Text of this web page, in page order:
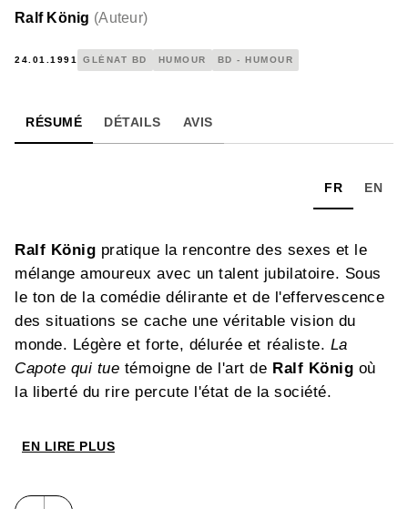
Ralf König (Auteur)
24.01.1991 GLÉNAT BD HUMOUR BD - HUMOUR
RÉSUMÉ DÉTAILS AVIS
FR EN
Ralf König pratique la rencontre des sexes et le
mélange amoureux avec un talent jubilatoire. Sous
le ton de la comédie délirante et de l'effervescence
des situations se cache une véritable vision du
monde. Légère et forte, délurée et réaliste. La
Capote qui tue témoigne de l'art de Ralf König où
la liberté du rire percute l'état de la société.
EN LIRE PLUS